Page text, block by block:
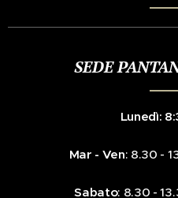
SEDE
Lunedì:
Mar - Ven: 8.30 -
Sabato: 8.30 -